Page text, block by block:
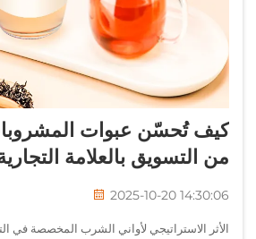
كيف تُحسّن عبوات
من التسويق بالعلامة
2025-10-20 14:30:06
الأثر الاستراتيجي لأواني الشرب المخصصة في